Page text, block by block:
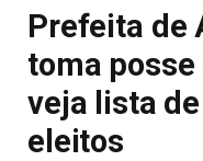
Prefeita de
toma
veja lista
eleitos